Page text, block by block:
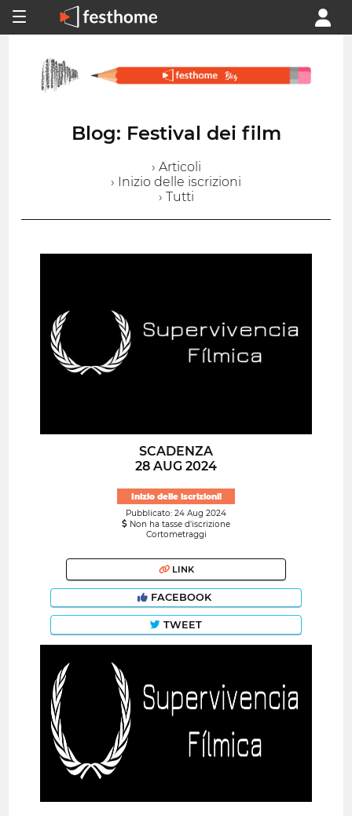
Blog: Festival dei film
› Articoli
› Inizio delle iscrizioni
› Tutti
SCADENZA
28 AUG 2024
Inizio delle iscrizioni!
Pubblicato: 24 Aug 2024
Non ha tasse d'iscrizione
Cortometraggi
LINK
FACEBOOK
TWEET